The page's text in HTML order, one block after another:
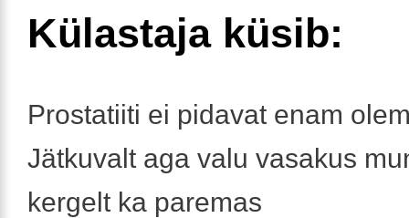
Külastaja küsib:
Prostatiiti ei pidavat enam
Jätkuvalt aga valu vasakus
kergelt ka paremas